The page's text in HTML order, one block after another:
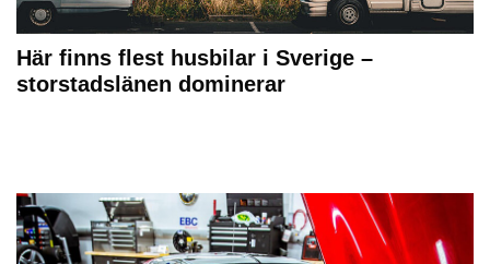
Här finns flest husbilar i Sverige –
storstadslänen dominerar